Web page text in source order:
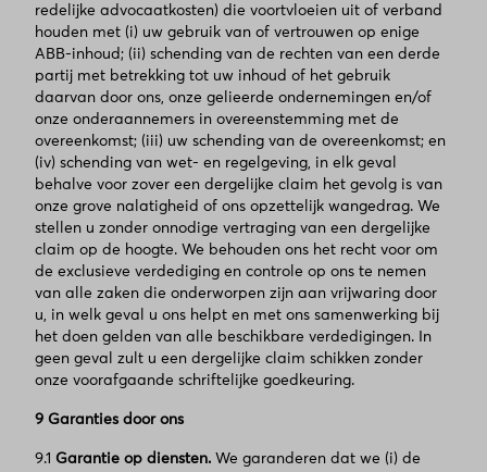
redelijke advocaatkosten) die voortvloeien uit of verband
houden met (i) uw gebruik van of vertrouwen op enige
ABB-inhoud; (ii) schending van de rechten van een derde
partij met betrekking tot uw inhoud of het gebruik
daarvan door ons, onze gelieerde ondernemingen en/of
onze onderaannemers in overeenstemming met de
overeenkomst; (iii) uw schending van de overeenkomst; en
(iv) schending van wet- en regelgeving, in elk geval
behalve voor zover een dergelijke claim het gevolg is van
onze grove nalatigheid of ons opzettelijk wangedrag. We
stellen u zonder onnodige vertraging van een dergelijke
claim op de hoogte. We behouden ons het recht voor om
de exclusieve verdediging en controle op ons te nemen
van alle zaken die onderworpen zijn aan vrijwaring door
u, in welk geval u ons helpt en met ons samenwerking bij
het doen gelden van alle beschikbare verdedigingen. In
geen geval zult u een dergelijke claim schikken zonder
onze voorafgaande schriftelijke goedkeuring.
9 Garanties door ons
9.1 Garantie op diensten. We garanderen dat we (i) de